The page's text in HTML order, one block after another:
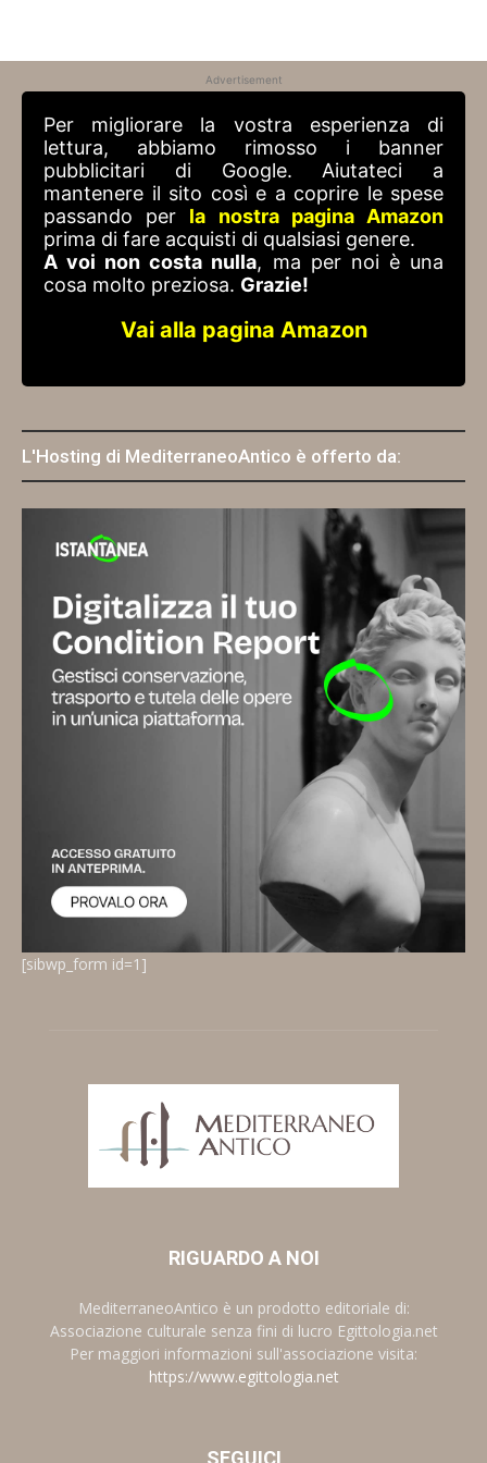
Advertisement
Per migliorare la vostra esperienza di
lettura, abbiamo rimosso i banner
pubblicitari di Google. Aiutateci a
mantenere il sito così e a coprire le spese
passando per la nostra pagina Amazon
prima di fare acquisti di qualsiasi genere.
A voi non costa nulla, ma per noi è una
cosa molto preziosa. Grazie!
Vai alla pagina Amazon
L'Hosting di MediterraneoAntico è offerto da:
[sibwp_form id=1]
RIGUARDO A NOI
MediterraneoAntico è un prodotto editoriale di:
Associazione culturale senza fini di lucro Egittologia.net
Per maggiori informazioni sull'associazione visita:
https://www.egittologia.net
SEGUICI